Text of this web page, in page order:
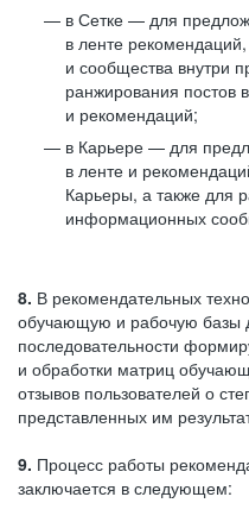
в Сетке — для
в ленте
и сообщества внутри
ранжирования постов
и рекомендаций;
в Карьере — для
в ленте и
Карьеры, а также для
информационных
8. В рекомендательных
обучающую и рабочую базы
последовательности
и обработки матриц
отзывов пользователей о
представленных им
9. Процесс работы
заключается в следующем: